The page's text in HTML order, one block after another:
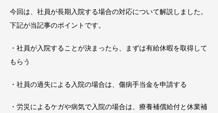
今回は、社員が長期入院する場合の対応について解説しました。
下記が当記事のポイントです。
・社員が入院することが決まったら、まずは有給休暇を取得して
もらう
・社員の過失による入院の場合は、傷病手当金を申請する
・労災によるケガや病気で入院の場合は、療養補償給付と休業補